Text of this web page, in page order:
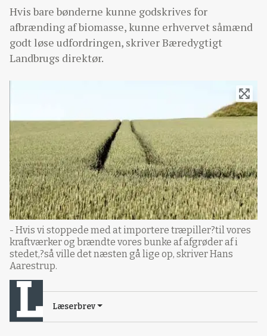
Hvis bare bønderne kunne godskrives for
afbrænding af biomasse, kunne erhvervet såmænd
godt løse udfordringen, skriver Bæredygtigt
Landbrugs direktør.
- Hvis vi stoppede med at importere træpiller?til vores
kraftværker og brændte vores bunke af afgrøder af i
stedet,?så ville det næsten gå lige op, skriver Hans
Aarestrup.
Læserbrev